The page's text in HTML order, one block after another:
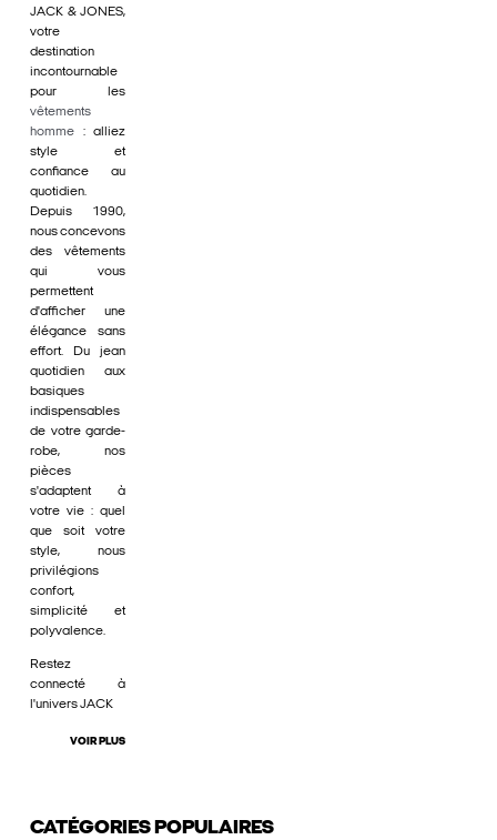
JACK & JONES,
votre
destination
incontournable
pour les
vêtements
homme : alliez
style et
confiance au
quotidien.
Depuis 1990,
nous concevons
des vêtements
qui vous
permettent
d'afficher une
élégance sans
effort. Du jean
quotidien aux
basiques
indispensables
de votre garde-
robe, nos
pièces
s'adaptent à
votre vie : quel
que soit votre
style, nous
privilégions
confort,
simplicité et
polyvalence.
Restez
connecté à
l'univers JACK
VOIR PLUS
CATÉGORIES POPULAIRES